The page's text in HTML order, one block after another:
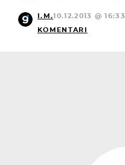
I.M.10.12.2013 @ 16:33
KOMENTARI